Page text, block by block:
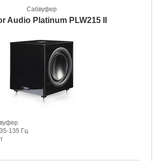
Сабвуфер
Audio Platinum PLW215 II
135 Гц